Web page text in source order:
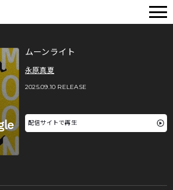
ムーンライト
永原真夏
2025.09.10 RELEASE
配信サイトで再生